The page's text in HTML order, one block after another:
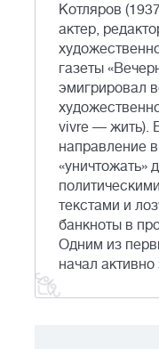
Котляров
актер,
газеты
эмигрировал
vivre — жить).
направление
«уничтожать»
текстами и
банкноты в
Одним из
начал